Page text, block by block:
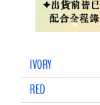
IVORY
RED